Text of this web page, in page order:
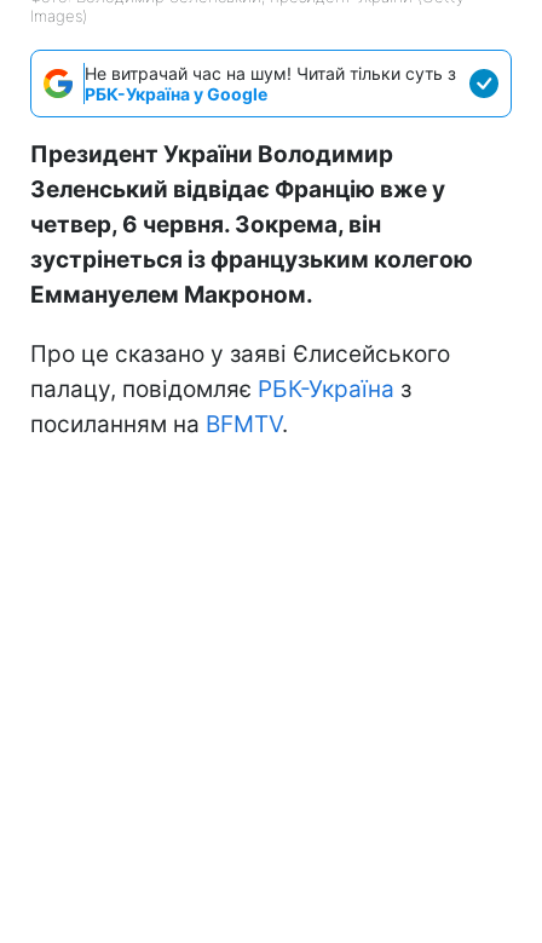
Images)
Не витрачай час на шум! Читай тільки суть з
РБК-Україна у Google
Президент України Володимир
Зеленський відвідає Францію вже у
четвер, 6 червня. Зокрема, він
зустрінеться із французьким колегою
Еммануелем Макроном.
Про це сказано у заяві Єлисейського
палацу, повідомляє РБК-Україна з
посиланням на BFMTV.